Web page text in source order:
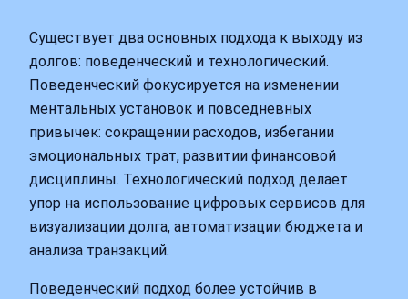
Существует два основных подхода к выходу из
долгов: поведенческий и технологический.
Поведенческий фокусируется на изменении
ментальных установок и повседневных
привычек: сокращении расходов, избегании
эмоциональных трат, развитии финансовой
дисциплины. Технологический подход делает
упор на использование цифровых сервисов для
визуализации долга, автоматизации бюджета и
анализа транзакций.
Поведенческий подход более устойчив в